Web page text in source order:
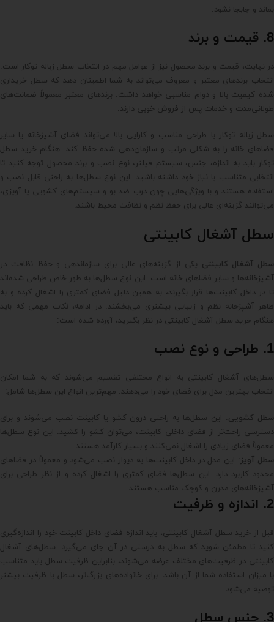
بماند و جابجا نشود.
8. قیمت و برند
در نهایت، قیمت و برند محصول نیز از عوامل مهم در انتخاب سطل زباله توکار است.
انتخاب برندهای معتبر و معروف می‌تواند به شما اطمینان دهد که سطل خریداری
شده کیفیت بالا و دوام مناسبی خواهد داشت. برندهای معتبر معمولاً ضمانت‌های
طولانی‌مدت و خدمات پس از فروش خوبی دارند.
سطل زباله توکار با طراحی مناسب و کارایی بالا می‌تواند فضای آشپزخانه یا سایر
فضاهای خانه را به شکلی مرتب و سازمان‌دهی شده حفظ کند. هنگام خرید سطل
توکار باید به اندازه، جنس، سیستم فیلتر، نوع نصب و برند محصول توجه کنید تا
انتخابی متناسب با نیاز خود داشته باشید. این نوع سطل‌ها به راحتی قابل نصب و
استفاده هستند و با ویژگی‌هایی چون درب ضد بو و سیستم‌های کشویی یا آویزی،
می‌توانند گزینه‌ای عالی برای حفظ نظم و نظافت محیط باشند.
سطل آشغال کابینتی
سطل آشغال کابینتی یکی از گزینه‌های عالی برای سازماندهی و حفظ نظافت در
آشپزخانه‌ها و سایر فضاهای خانه است. این نوع سطل‌ها به طور خاص طراحی شده‌اند
تا در داخل کابینت‌ها قرار بگیرند، به همین دلیل فضای کمتری را اشغال کرده و به
ظاهر آشپزخانه نظم و زیبایی بیشتری می‌بخشند. در ادامه، نکات مهمی که باید
هنگام خرید سطل آشغال کابینتی در نظر بگیرید، آورده شده است:
1. طراحی و نوع نصب
سطل‌های آشغال کابینتی به انواع مختلفی تقسیم می‌شوند که به شما امکان
انتخاب بهترین مدل برای فضای خود را می‌دهند. مهم‌ترین انواع این سطل‌ها شامل:
سطل کشویی : این سطل‌ها به راحتی درون کشو یا کابینت نصب می‌شوند و برای
دسترسی راحت‌تر از فضای داخلی کابینت، می‌توان کشو را کشید. این نوع سطل‌ها
معمولاً فضای زیادی را اشغال نمی‌کنند و بسیار کارآمد هستند.
سطل آویز
: این مدل در داخل کابینت‌ها به دیوار نصب می‌شود و معمولاً در فضاهای
محدود کاربرد دارد. این سطل‌ها فضای کمتری را اشغال کرده و از نظر طراحی برای
آشپزخانه‌های مدرن و کوچک مناسب هستند.
2. اندازه و ظرفیت
قبل از خرید سطل آشغال کابینتی، باید اندازه فضای داخل کابینت خود را اندازه‌گیری
کنید تا مطمئن شوید که سطل به درستی در آن جای می‌گیرد. سطل‌های آشغال
کابینتی در ظرفیت‌های مختلف عرضه می‌شوند، بنابراین ظرفیت سطل باید متناسب
با میزان استفاده شما از آن باشد. برای خانواده‌های بزرگ‌تر، سطل با ظرفیت بیشتر
توصیه می‌شود.
3. جنس سطل